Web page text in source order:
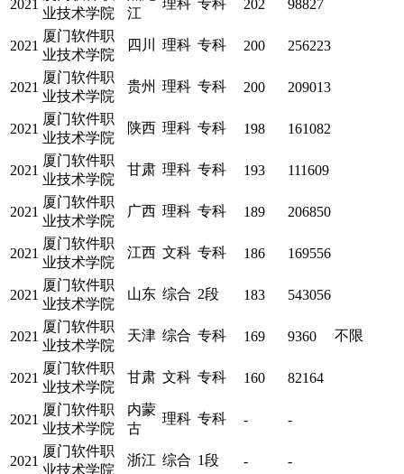
2021
业技术学院
江
202 98827
2021
厦门软件职
业技术学院
四川 理科 专科 200 256223
2021
厦门软件职
业技术学院
贵州 理科 专科 200 209013
2021
厦门软件职
业技术学院
陕西 理科 专科 198 161082
2021
厦门软件职
业技术学院
甘肃 理科 专科 193 111609
2021
厦门软件职
业技术学院
广西 理科 专科 189 206850
2021
厦门软件职
业技术学院
江西 文科 专科 186 169556
2021
厦门软件职
业技术学院
山东 综合 2段 183 543056
2021
厦门软件职
业技术学院
天津 综合 专科 169 9360 不限
2021
厦门软件职
业技术学院
甘肃 文科 专科 160 82164
2021
厦门软件职
业技术学院
内蒙
古
理科 专科 - -
2021
厦门软件职
业技术学院
浙江 综合 1段 - -